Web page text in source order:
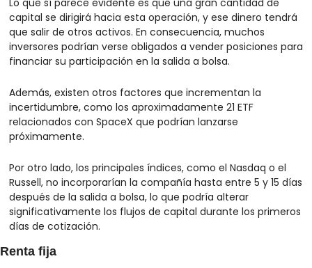
capital se dirigirá hacia esta operación, y ese dinero tendrá
que salir de otros activos. En consecuencia, muchos
inversores podrían verse obligados a vender posiciones para
financiar su participación en la salida a bolsa.
Además, existen otros factores que incrementan la
incertidumbre, como los aproximadamente 21 ETF
relacionados con SpaceX que podrían lanzarse
próximamente.
Por otro lado, los principales índices, como el Nasdaq o el
Russell, no incorporarían la compañía hasta entre 5 y 15 días
después de la salida a bolsa, lo que podría alterar
significativamente los flujos de capital durante los primeros
días de cotización.
Renta fija